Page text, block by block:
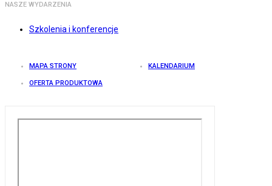
NASZE WYDARZENIA
Szkolenia i konferencje
MAPA STRONY KALENDARIUM
OFERTA PRODUKTOWA